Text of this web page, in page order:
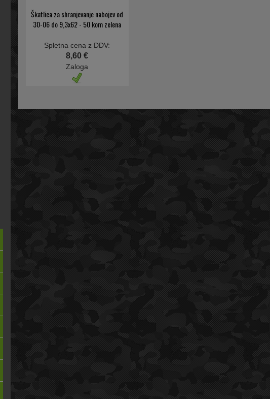
Škatlica za shranjevanje nabojev od
30-06 do 9,3x62 - 50 kom zelena
Spletna cena z DDV:
8,60 €
Zaloga